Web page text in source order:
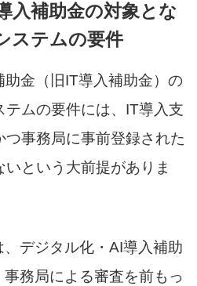
入補助金の対象とな
ステムの要件
金（旧IT導入補助金）の
テムの要件には、IT導入支
事務局に事前登録された
という大前提がありま
デジタル化・AI導入補助
務局による審査を前もっ